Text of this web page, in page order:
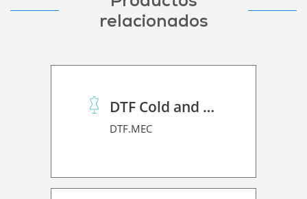
relacionados
DTF Cold and Hot PET Film
DTF.MEC